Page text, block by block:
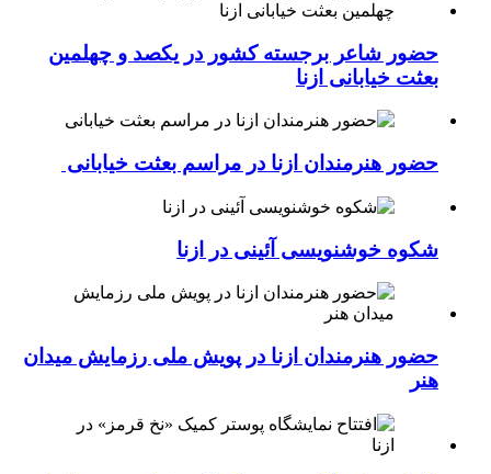
حضور شاعر برجسته کشور در یکصد و چهلمین
بعثت خیابانی ازنا
حضور هنرمندان ازنا در مراسم بعثت خیابانی
شکوه خوشنویسی آئینی در ازنا
حضور هنرمندان ازنا در پویش ملی رزمایش میدان
هنر